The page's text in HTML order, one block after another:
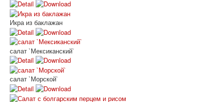
Икра из баклажан
салат `Мексиканский`
салат `Морской`